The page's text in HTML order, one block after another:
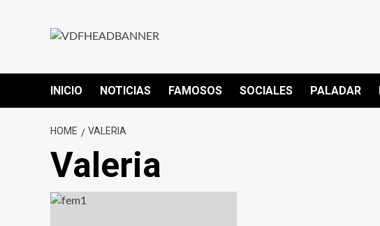
INICIO NOTICIAS FAMOSOS SOCIALES PALADAR
HOME VALERIA
Valeria